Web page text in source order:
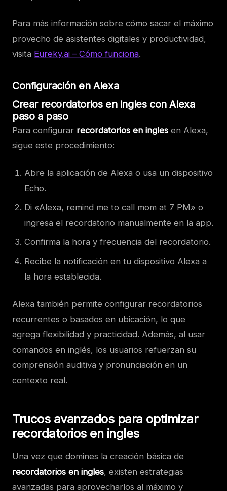
Para más información sobre cómo sacar el máximo
provecho de asistentes digitales y productividad,
visita Eureky.ai – Cómo funciona.
Configuración en Alexa
Crear recordatorios en ingles con Alexa
paso a paso
Para configurar recordatorios en ingles en Alexa,
sigue este procedimiento:
Abre la aplicación de Alexa o usa un dispositivo
Echo.
Di «Alexa, remind me to call mom at 7 PM» o
ingresa el recordatorio manualmente en la app.
Confirma la hora y frecuencia del recordatorio.
Recibe la notificación en tu dispositivo Alexa a
la hora establecida.
Alexa también permite configurar recordatorios
recurrentes o basados en ubicación, lo que
agrega flexibilidad y practicidad. Además, al usar
comandos en inglés, los usuarios refuerzan su
comprensión auditiva y pronunciación en un
contexto real.
Trucos avanzados para optimizar
recordatorios en ingles
Una vez que domines la creación básica de
recordatorios en ingles, existen estrategias
avanzadas para aprovecharlos al máximo y